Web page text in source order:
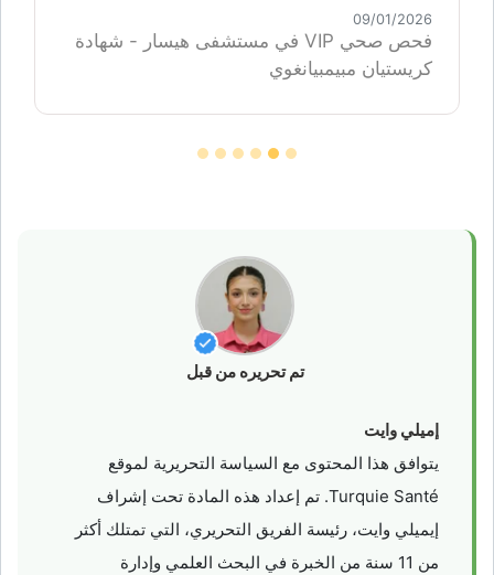
09/01/2026
فحص صحي VIP في مستشفى هيسار - شهادة
كريستيان مبيمبيانغوي
تم تحريره من قبل
إميلي وايت
يتوافق هذا المحتوى مع السياسة التحريرية لموقع
Turquie Santé. تم إعداد هذه المادة تحت إشراف
إيميلي وايت، رئيسة الفريق التحريري، التي تمتلك أكثر
من 11 سنة من الخبرة في البحث العلمي وإدارة